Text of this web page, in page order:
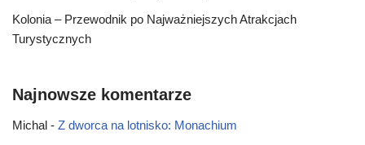
Kolonia – Przewodnik po Najważniejszych Atrakcjach
Turystycznych
Najnowsze komentarze
Michal - Z dworca na lotnisko: Monachium